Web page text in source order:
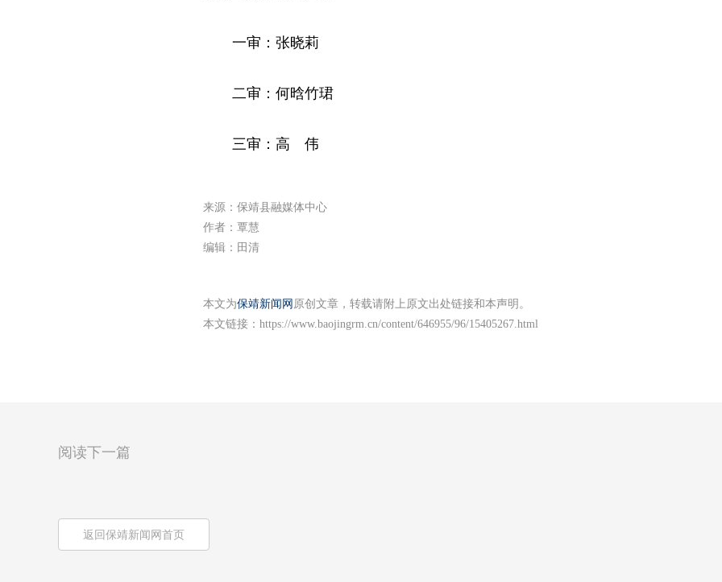
一审：张晓莉
二审：何晗竹珺
三审：高 伟
来源：保靖县融媒体中心
作者：覃慧
编辑：田清
本文为保靖新闻网 原创文章，转载请附上原文出处链接和本声明。
本文链接： https://www.baojingrm.cn/content/646955/96/15405267.html
阅读下一篇
返回保靖新闻网首页